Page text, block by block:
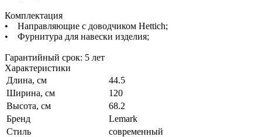
Комплектация
• Направляющие с доводчиком Hettich;
• Фурнитура для навески изделия;
Гарантийный срок: 5 лет
Характеристики
Длина, см
44.5
Ширина, см
120
Высота, см
68.2
Бренд
Lemark
Стиль
современный